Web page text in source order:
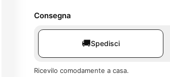
Consegna
🚚Spedisci
Ricevilo comodamente a casa.